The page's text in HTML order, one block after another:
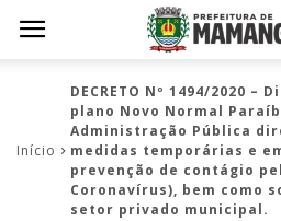
Início
DECRETO Nº 1494/2020 –
plano Novo Normal
Administração Pública
medidas temporárias e
prevenção de contágio
Coronavírus), bem como
setor privado municipal.